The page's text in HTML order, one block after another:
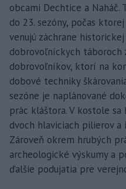
obcami Dechtice a
do 23. sezóny, počas
venujú záchrane
dobrovoľníckych táboroch
dobrovoľníkov, ktorí na
dobové techniky
sezóne je naplánované
prác kláštora. V kostole
dvoch hlaviciach pilierov a
Zároveň okrem hrubých
archeologické výskumy a
ďalšie podujatia pre